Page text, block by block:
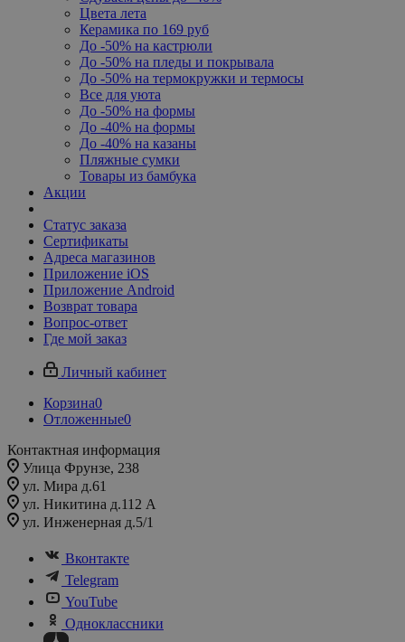
Цвета лета
Керамика по 169 руб
До -50% на кастрюли
До -50% на пледы и покрывала
До -50% на термокружки и термосы
Все для уюта
До -50% на формы
До -40% на формы
До -40% на казаны
Пляжные сумки
Товары из бамбука
Акции
Статус заказа
Сертификаты
Адреса магазинов
Приложение iOS
Приложение Android
Возврат товара
Вопрос-ответ
Где мой заказ
Личный кабинет
Корзина0
Отложенные0
Контактная информация
Улица Фрунзе, 238​
ул. Мира д.61
ул. Никитина д.112 А
ул. Инженерная д.5/1
Вконтакте
Telegram
YouTube
Одноклассники